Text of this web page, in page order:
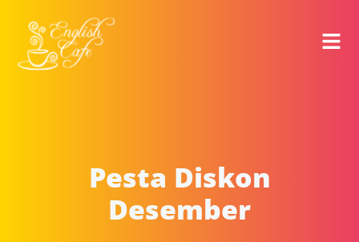
Pesta Diskon
Desember